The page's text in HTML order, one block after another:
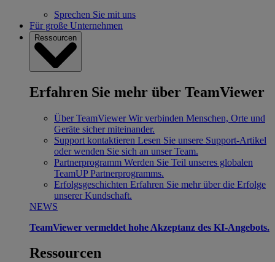
Sprechen Sie mit uns
Für große Unternehmen
Ressourcen
Erfahren Sie mehr über TeamViewer
Über TeamViewer Wir verbinden Menschen, Orte und
Geräte sicher miteinander.
Support kontaktieren Lesen Sie unsere Support-Artikel
oder wenden Sie sich an unser Team.
Partnerprogramm Werden Sie Teil unseres globalen
TeamUP Partnerprogramms.
Erfolgsgeschichten Erfahren Sie mehr über die Erfolge
unserer Kundschaft.
NEWS
TeamViewer vermeldet hohe Akzeptanz des KI-Angebots.
Ressourcen